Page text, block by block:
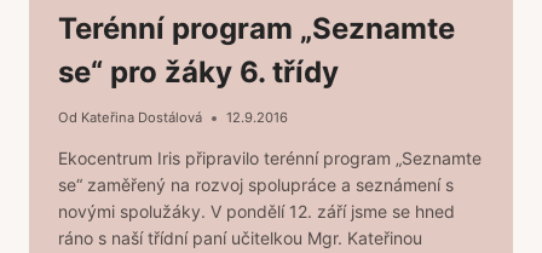
Terénní program „Seznamte
se“ pro žáky 6. třídy
Od Kateřina Dostálová 12.9.2016
Ekocentrum Iris připravilo terénní program „Seznamte
se“ zaměřený na rozvoj spolupráce a seznámení s
novými spolužáky. V pondělí 12. září jsme se hned
ráno s naší třídní paní učitelkou Mgr. Kateřinou